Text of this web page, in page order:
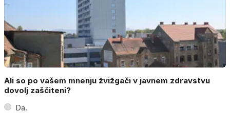
Ali so po vašem mnenju žvižgači v javnem zdravstvu
dovolj zaščiteni?
Da.